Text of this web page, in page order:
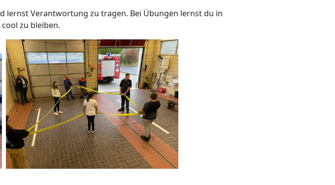
lernst Verantwortung zu tragen. Bei Übungen lernst du in
zu bleiben.